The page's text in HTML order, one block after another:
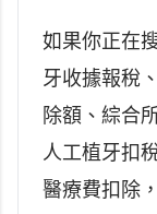
如果你正在
牙收據報稅
除額、綜合
人工植牙扣
醫療費扣除